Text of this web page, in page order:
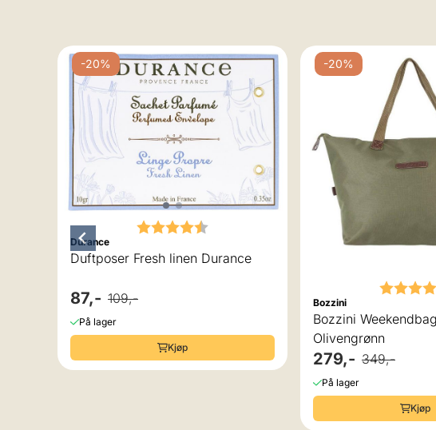
-20%
Karakter:
Durance
Duftposer Fresh linen Durance
87,- 109,-
På lager
Kjøp
-20%
Bozzini
Bozzini
Olivengrønn
279,- 349,-
På lager
Kjøp